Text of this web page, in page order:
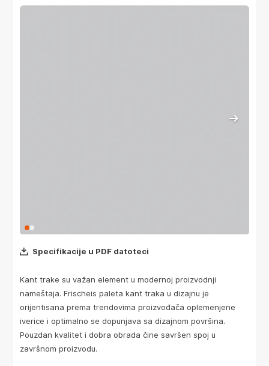
Specifikacije u PDF datoteci
Kant trake su važan element u modernoj proizvodnji
nameštaja. Frischeis paleta kant traka u dizajnu je
orijentisana prema trendovima proizvođača oplemenjene
iverice i optimalno se dopunjava sa dizajnom površina.
Pouzdan kvalitet i dobra obrada čine savršen spoj u
završnom proizvodu.